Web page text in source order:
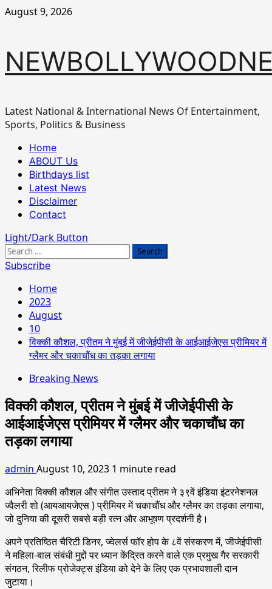
Skip
August 9, 2026
Latest National & International News Of Entertainment,
Sports, Politics & Business
Primary
Menu
Home
ABOUT Us
Birthdays list
Latest News
Disclaimer
Contact
Light/Dark Button
Search
for:
Subscribe
Home
2023
August
10
विक्की कौशल, प्रीतम ने मुंबई में जीजेईपीसी के आईआईजेएस प्रीमियर में
ग्लैमर और चकाचौंध का तड़का लगाया
Breaking News
विक्की कौशल, प्रीतम ने मुंबई में जीजेईपीसी के
आईआईजेएस प्रीमियर में ग्लैमर और चकाचौंध का
तड़का लगाया
admin August 10, 2023 1 minute read
अभिनेता विक्की कौशल और संगीत उस्ताद प्रीतम ने ३९वें इंडिया इंटरनेशनल
ज्वैलरी शो (आयआयजेएस ) प्रीमियर में चकाचौंध और ग्लैमर का तड़का लगाया,
जो दुनिया की दूसरी सबसे बड़ी रत्न और आभूषण प्रदर्शनी है।
अपने प्रतिष्ठित चैरिटी डिनर, ज्वेलर्स फॉर होप के ८वें संस्करण में, जीजेईपीसी
ने महिला-बाल संबंधी मुद्दों पर ध्यान केंद्रित करने वाले एक प्रमुख गैर सरकारी
संगठन, रिलीफ प्रोजेक्ट्स इंडिया को देने के लिए एक प्रभावशाली दान
जुटाया।